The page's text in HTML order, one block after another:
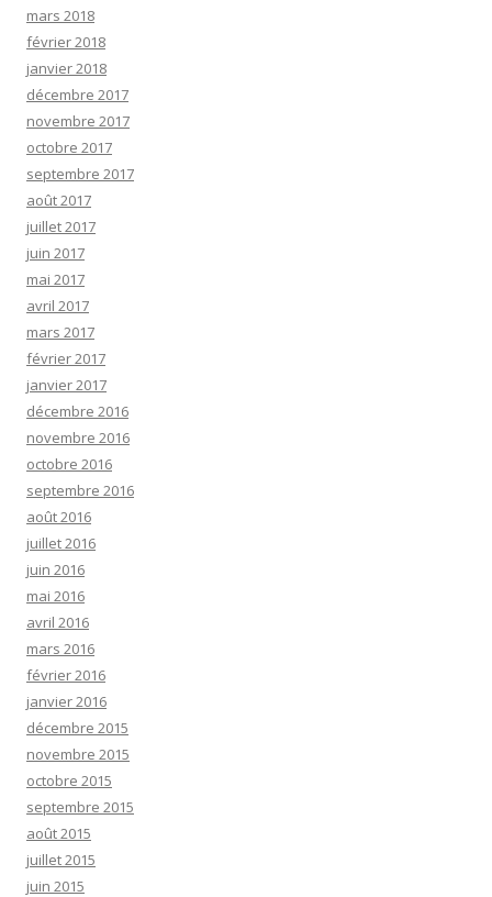
mars 2018
février 2018
janvier 2018
décembre 2017
novembre 2017
octobre 2017
septembre 2017
août 2017
juillet 2017
juin 2017
mai 2017
avril 2017
mars 2017
février 2017
janvier 2017
décembre 2016
novembre 2016
octobre 2016
septembre 2016
août 2016
juillet 2016
juin 2016
mai 2016
avril 2016
mars 2016
février 2016
janvier 2016
décembre 2015
novembre 2015
octobre 2015
septembre 2015
août 2015
juillet 2015
juin 2015